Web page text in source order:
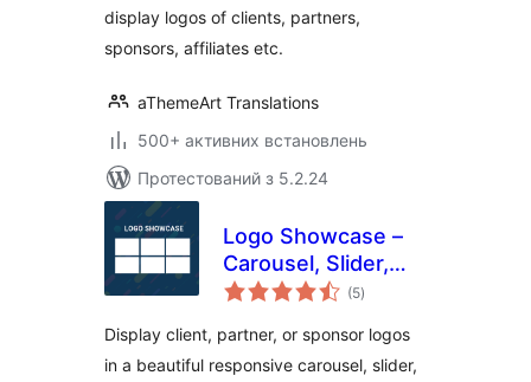
display logos of clients, partners,
sponsors, affiliates etc.
aThemeArt Translations
500+ активних встановлень
Протестований з 5.2.24
Logo Showcase –
Carousel, Slider,
Grid & List for
(5загальний
рейтинг
)
Display client, partner, or sponsor logos
in a beautiful responsive carousel, slider,